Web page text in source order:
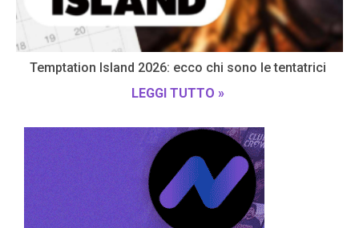
Temptation Island 2026: ecco chi sono le tentatrici
LEGGI TUTTO »